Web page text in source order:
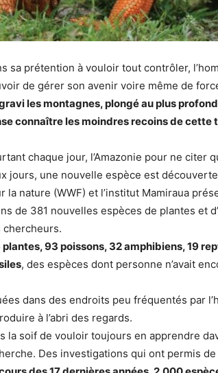
sa prétention à vouloir tout contrôler,
de gérer son avenir voire même de
les montagnes, plongé au plus
connaître les moindres recoins de cette
chaque jour, l’Amazonie pour ne citer
jours, une nouvelle espèce est
la nature (WWF) et l’institut Mamiraua
de 381 nouvelles espèces de plantes et
chercheurs.
plantes, 93 poissons, 32 amphibiens, 19
, des espèces dont personne n’avait
dans des endroits peu fréquentés par
à l’abri des regards.
la soif de vouloir toujours en apprendre
Des investigations qui ont permis